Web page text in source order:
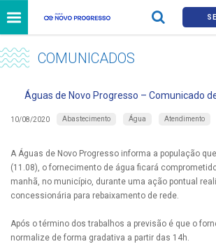
COMUNICADOS
Águas de Novo Progresso – Comunicado
10/08/2020 Abastecimento Água Atendimento
A Águas de Novo Progresso informa a população
(11.08), o fornecimento de água ficará
manhã, no município, durante uma ação pontual
concessionária para rebaixamento de rede.
Após o término dos trabalhos a previsão é que o
normalize de forma gradativa a partir das 14h.